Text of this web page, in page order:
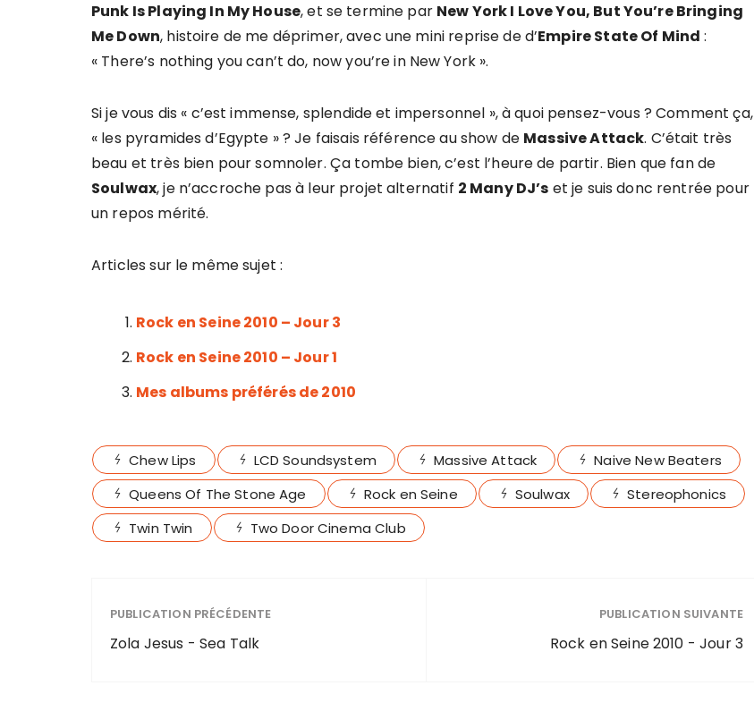
Punk Is Playing In My House, et se termine par New York I Love You, But You’re Bringing
Me Down, histoire de me déprimer, avec une mini reprise de d’Empire State Of Mind :
« There’s nothing you can’t do, now you’re in New York ».
Si je vous dis « c’est immense, splendide et impersonnel », à quoi pensez-vous ? Comment ça,
« les pyramides d’Egypte » ? Je faisais référence au show de Massive Attack. C’était très
beau et très bien pour somnoler. Ça tombe bien, c’est l’heure de partir. Bien que fan de
Soulwax, je n’accroche pas à leur projet alternatif 2 Many DJ’s et je suis donc rentrée pour
un repos mérité.
Articles sur le même sujet :
Rock en Seine 2010 – Jour 3
Rock en Seine 2010 – Jour 1
Mes albums préférés de 2010
Chew Lips LCD Soundsystem Massive Attack
Naive New Beaters
Queens Of The Stone Age
Rock en Seine Soulwax
Stereophonics
Twin Twin
Two Door Cinema Club
PUBLICATION PRÉCÉDENTE
Zola Jesus - Sea Talk
PUBLICATION SUIVANTE
Rock en Seine 2010 - Jour 3